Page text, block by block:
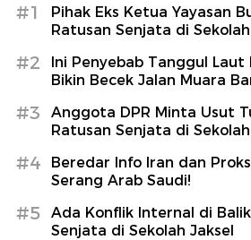
#1
Pihak Eks Ketua Yayasan
Ratusan Senjata di
#2
Ini Penyebab Tanggul Laut
Bikin Becek Jalan Muara
#3
Anggota DPR Minta Usut
Ratusan Senjata di
#4
Beredar Info Iran dan
Serang Arab Saudi!
#5
Ada Konflik Internal di
Senjata di Sekolah Jaksel